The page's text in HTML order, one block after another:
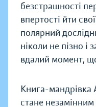
безстрашності
впертості йти
полярний
ніколи не пізно
вдалий момент,
Книга-мандрівка
стане